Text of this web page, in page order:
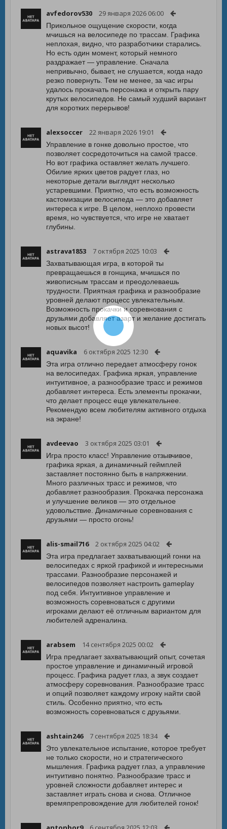
avfedorov530 29 января 2026 06:00
Прикольное ощущение скорости, когда
мчишься на велосипеде по трассам. Графика
неплохая, видно, что разработчики старались.
Но есть один момент, который немного
раздражает — управление. Сначала
непривычно, бывает, не слушается, когда надо
резко повернуть. Тем не менее, за час игры
удалось прокачать персонажа и открыть пару
крутых велосипедов. Не самый худший вариант
для коротких перерывов!
alexsoccer 22 января 2026 19:01
Управление в гонке довольно простое, что
позволяет сосредоточиться на самой трассе.
Но вот графика оставляет желать лучшего.
Обилие ярких цветов радует глаз, но
некоторые детали выглядят несколько
устаревшими. Приятно, что есть возможность
кастомизации велосипеда — это добавляет
интереса к игре. В целом, неплохо провести
время, но чувствуется, что игре не хватает
глубины.
astrava1853 7 октября 2025 10:03
Захватывающая игра, в которой ты
превращаешься в гонщика, мчишься по
живописным трассам и преодолеваешь
трудности. Приятная графика и разнообразие
уровней делают процесс увлекательным.
Возможность прокачки и соревнования с
друзьями добавляет азарт и желание достигать
новых высот!
aquavika 6 октября 2025 12:30
Эта игра отлично передает атмосферу гонок
на велосипедах. Графика яркая, управление
интуитивное, а разнообразие трасс и режимов
добавляет интереса. Есть элементы прокачки,
что делает процесс еще увлекательнее.
Рекомендую всем любителям активного отдыха
на экране!
avdeevao 3 октября 2025 03:01
Игра просто класс! Управление отзывчивое,
графика яркая, а динамичный геймплей
заставляет постоянно быть в напряжении.
Много различных трасс и режимов, что
добавляет разнообразия. Прокачка персонажа
и улучшение великов — это отдельное
удовольствие. Динамичные соревнования с
друзьями — просто огонь!
alis-smail716 2 октября 2025 04:02
Эта игра предлагает захватывающий гонки на
велосипедах с яркой графикой и интересными
трассами. Разнообразие персонажей и
велосипедов позволяет настроить gameplay
под себя. Интуитивное управление и
возможность соревноваться с другими
игроками делают её отличным вариантом для
любителей адреналина.
arabsem 14 сентября 2025 00:02
Игра предлагает захватывающий опыт, сочетая
простое управление и динамичный игровой
процесс. Графика радует глаз, а звук создает
атмосферу соревнования. Разнообразие трасс
и опций позволяет каждому игроку найти свой
стиль. Особенно приятно, что есть
возможность соревноваться с друзьями.
ashtain246 7 сентября 2025 18:34
Это увлекательное испытание, которое требует
не только скорости, но и стратегического
мышления. Графика радует глаз, а управление
интуитивно понятно. Разнообразие трасс и
уровней сложности добавляет интерес и
заставляет играть снова и снова. Отличное
времяпрепровождение для любителей гонок!